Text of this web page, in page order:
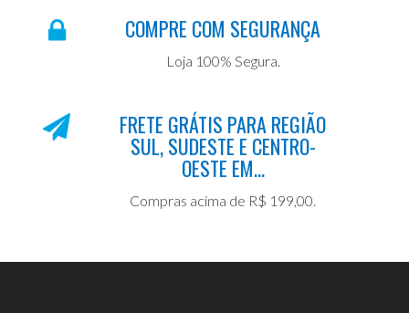
COMPRE COM SEGURANÇA
Loja 100% Segura.
FRETE GRÁTIS PARA REGIÃO
SUL, SUDESTE E CENTRO-
OESTE EM...
Compras acima de R$ 199,00.